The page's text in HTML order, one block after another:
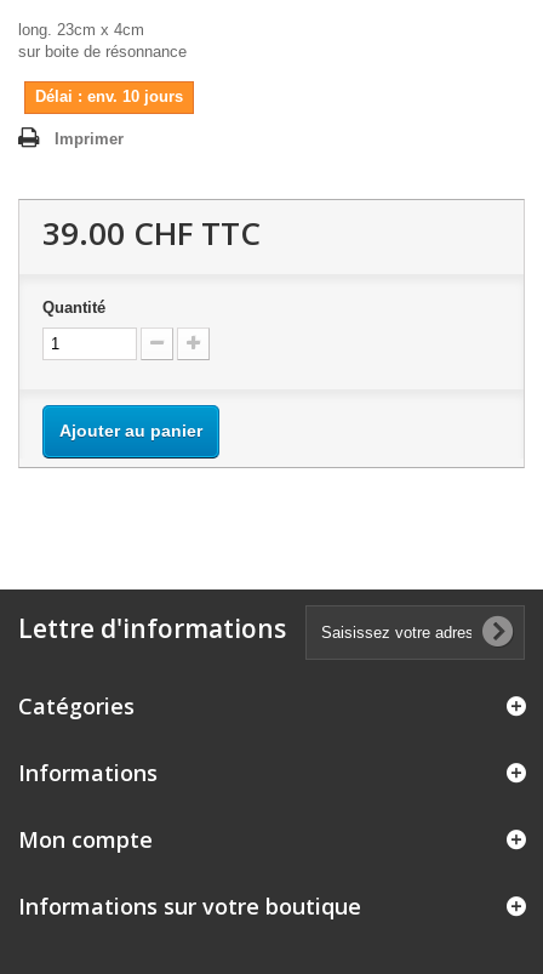
long. 23cm x 4cm
sur boite de résonnance
Délai : env. 10 jours
Imprimer
39.00 CHF TTC
Quantité
Ajouter au panier
Lettre d'informations
Catégories
Informations
Mon compte
Informations sur votre boutique